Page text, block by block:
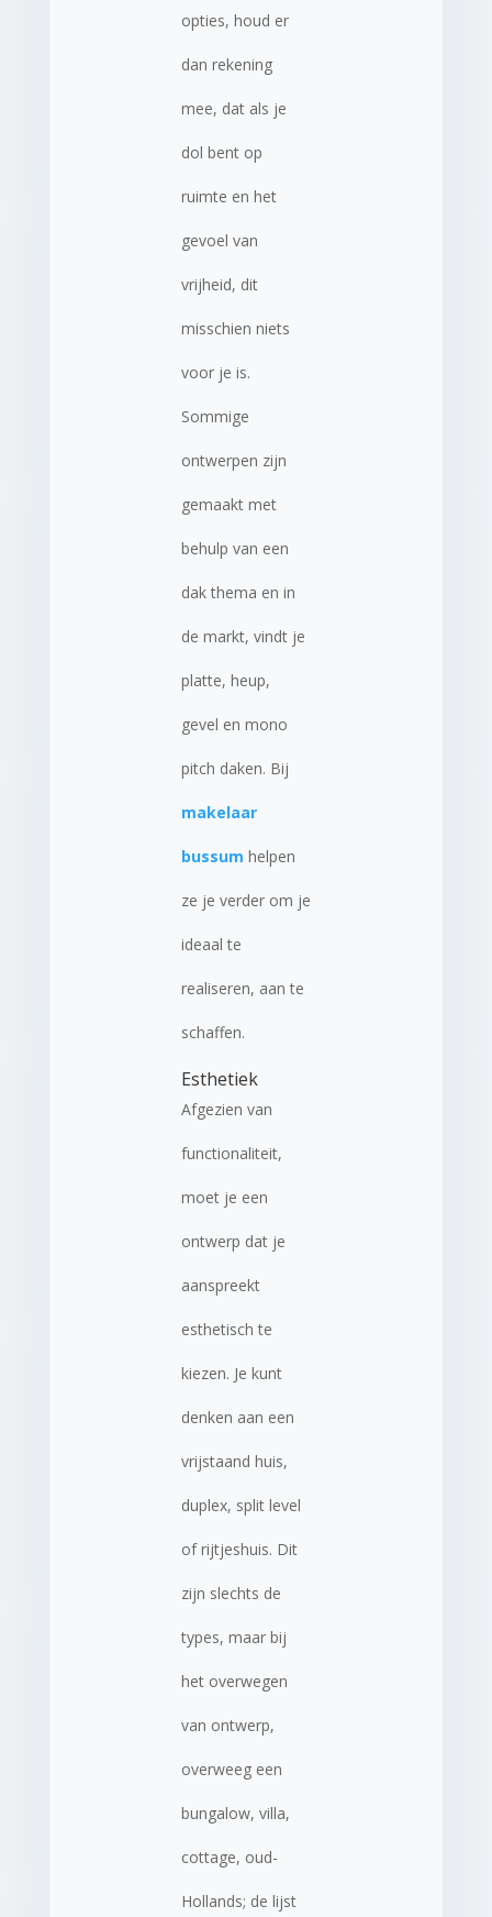
opties, houd er
dan rekening
mee, dat als je
dol bent op
ruimte en het
gevoel van
vrijheid, dit
misschien niets
voor je is.
Sommige
ontwerpen zijn
gemaakt met
behulp van een
dak thema en in
de markt, vindt je
platte, heup,
gevel en mono
pitch daken. Bij
makelaar
bussum helpen
ze je verder om je
ideaal te
realiseren, aan te
schaffen.
Esthetiek
Afgezien van
functionaliteit,
moet je een
ontwerp dat je
aanspreekt
esthetisch te
kiezen. Je kunt
denken aan een
vrijstaand huis,
duplex, split level
of rijtjeshuis. Dit
zijn slechts de
types, maar bij
het overwegen
van ontwerp,
overweeg een
bungalow, villa,
cottage, oud-
Hollands; de lijst